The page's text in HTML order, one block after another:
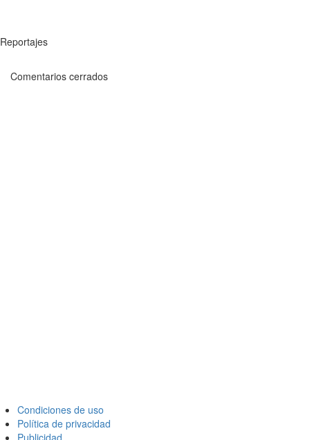
Reportajes
Comentarios cerrados
Condiciones de uso
Política de privacidad
Publicidad